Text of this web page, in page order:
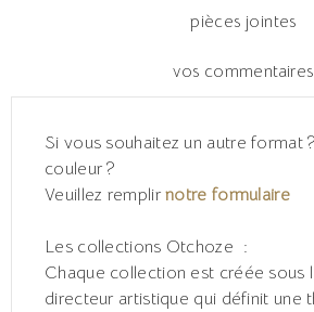
pièces jointes
vos commentaires
Si vous souhaitez un autre format
couleur ?
Veuillez remplirnotre formulaire
Les collections Otchoze :
Chaque collection est créée sous
directeur artistique qui définit une